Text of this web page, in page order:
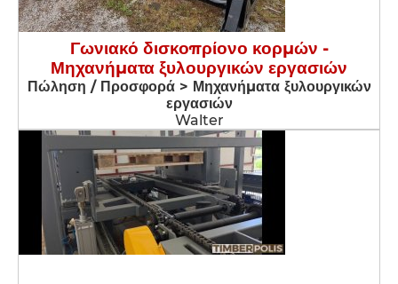
Γωνιακό δισκοπρίονο κορμών -
Μηχανήματα ξυλουργικών εργασιών
Πώληση / Προσφορά > Μηχανήματα ξυλουργικών
εργασιών
Walter